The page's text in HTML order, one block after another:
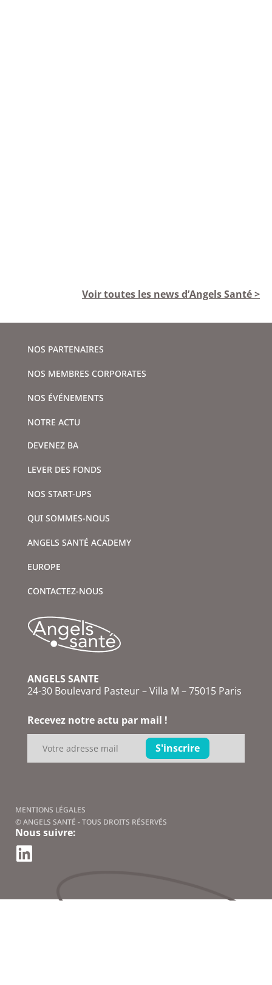
Voir toutes les news d’Angels Santé >
NOS PARTENAIRES
NOS MEMBRES CORPORATES
NOS ÉVÉNEMENTS
NOTRE ACTU
DEVENEZ BA
LEVER DES FONDS
NOS START-UPS
QUI SOMMES-NOUS
ANGELS SANTÉ ACADEMY
EUROPE
CONTACTEZ-NOUS
ANGELS SANTE
24-30 Boulevard Pasteur – Villa M – 75015 Paris
Recevez notre actu par mail !
MENTIONS LÉGALES
© ANGELS SANTÉ - TOUS DROITS RÉSERVÉS
Nous suivre: